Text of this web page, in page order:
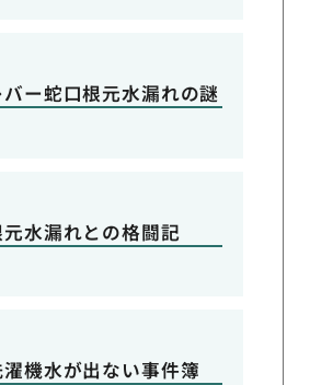
ー蛇口根元水漏れの謎
水漏れとの格闘記
機水が出ない事件簿